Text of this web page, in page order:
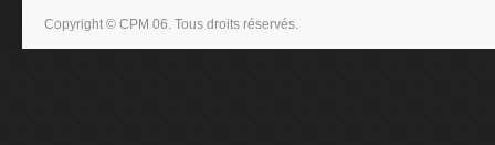
Copyright © CPM 06. Tous droits réservés.